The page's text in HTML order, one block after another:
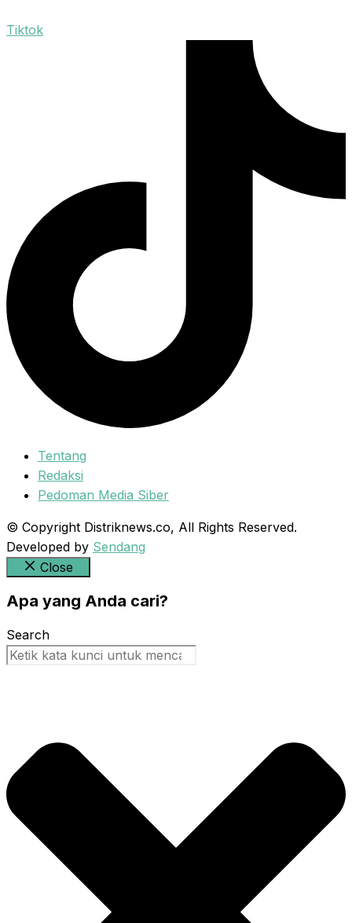
Tiktok
Tentang
Redaksi
Pedoman Media Siber
© Copyright Distriknews.co, All Rights Reserved.
Developed by Sendang
Close
Apa yang Anda cari?
Search